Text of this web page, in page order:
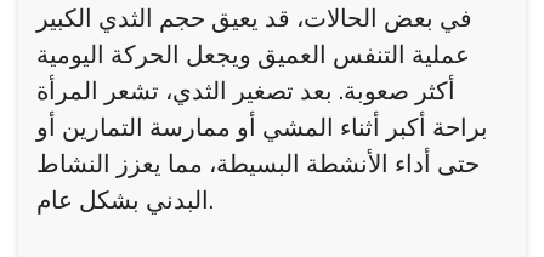
في بعض الحالات، قد يعيق حجم الثدي الكبير
عملية التنفس العميق ويجعل الحركة اليومية
أكثر صعوبة. بعد تصغير الثدي، تشعر المرأة
براحة أكبر أثناء المشي أو ممارسة التمارين أو
حتى أداء الأنشطة البسيطة، مما يعزز النشاط
البدني بشكل عام.